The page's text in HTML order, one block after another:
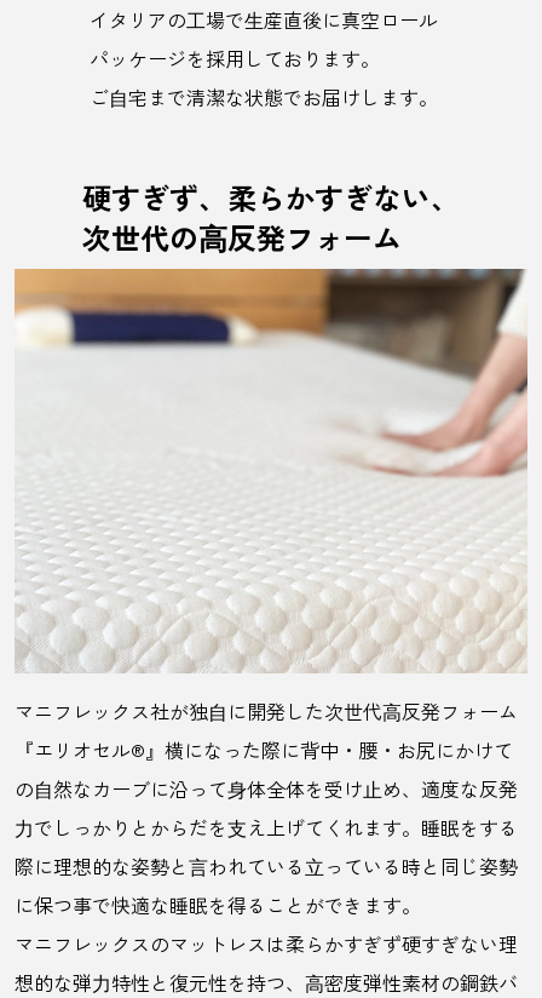
イタリアの⼯場で⽣産直後に真空ロール
パッケージを採用しております。
ご⾃宅まで清潔な状態でお届けします。
硬すぎず、柔らかすぎない、
次世代の⾼反発フォーム
マニフレックス社が独⾃に開発した次世代⾼反発フォーム
『エリオセル®』横になった際に背中・腰・お尻にかけて
の⾃然なカーブに沿って⾝体全体を受け⽌め、適度な反発
⼒でしっかりとからだを⽀え上げてくれます。睡眠をする
際に理想的な姿勢と⾔われている⽴っている時と同じ姿勢
に保つ事で快適な睡眠を得ることができます。
マニフレックスのマットレスは柔らかすぎず硬すぎない理
想的な弾⼒特性と復元性を持つ、⾼密度弾性素材の鋼鉄バ